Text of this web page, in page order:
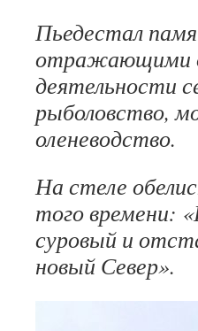
Пьедестал
отражающими
деятельности
рыболовство,
оленеводство.
На стеле
того времени:
суровый и
новый Север».